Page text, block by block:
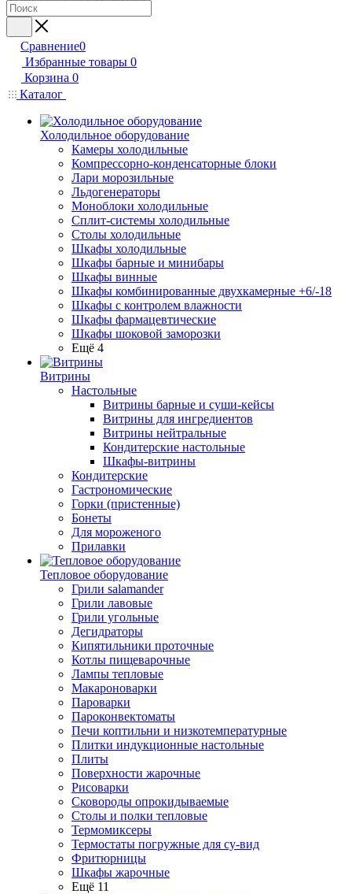
Сравнение0
Избранные товары 0
Корзина 0
Каталог
Холодильное оборудование
Камеры холодильные
Компрессорно-конденсаторные блоки
Лари морозильные
Льдогенераторы
Моноблоки холодильные
Сплит-системы холодильные
Столы холодильные
Шкафы холодильные
Шкафы барные и минибары
Шкафы винные
Шкафы комбинированные двухкамерные +6/-18
Шкафы с контролем влажности
Шкафы фармацевтические
Шкафы шоковой заморозки
Ещё 4
Витрины
Настольные
Витрины барные и суши-кейсы
Витрины для ингредиентов
Витрины нейтральные
Кондитерские настольные
Шкафы-витрины
Кондитерские
Гастрономические
Горки (пристенные)
Бонеты
Для мороженого
Прилавки
Тепловое оборудование
Грили salamander
Грили лавовые
Грили угольные
Дегидраторы
Кипятильники проточные
Котлы пищеварочные
Лампы тепловые
Макароноварки
Пароварки
Пароконвектоматы
Печи коптильни и низкотемпературные
Плитки индукционные настольные
Плиты
Поверхности жарочные
Рисоварки
Сковороды опрокидываемые
Столы и полки тепловые
Термомиксеры
Термостаты погружные для су-вид
Фритюрницы
Шкафы жарочные
Ещё 11